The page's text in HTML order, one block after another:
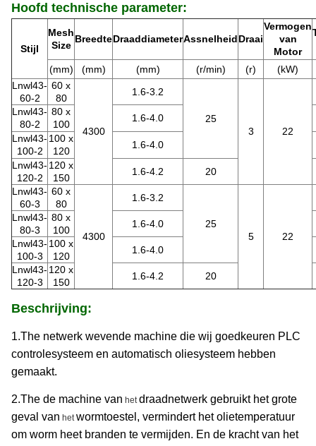
Hoofd technische parameter:
Stijl
Mesh
Size
BreedteDraaddiameterAssnelheidDraai
Vermogen
van
Motor
(mm) (mm) (mm) (r/min) (r)
(kW)
Lnwl43-
60-2
60 x
80
4300
1.6-3.2
25
3
22
Lnwl43-
80-2
80 x
100
1.6-4.0
Lnwl43-
100-2
100 x
120
1.6-4.0
Lnwl43-
120-2
120 x
150
1.6-4.2
20
Lnwl43-
60-3
60 x
80
4300
1.6-3.2
25
5
22
Lnwl43-
80-3
80 x
100
1.6-4.0
Lnwl43-
100-3
100 x
120
1.6-4.0
Lnwl43-
120-3
120 x
150
1.6-4.2 20
Beschrijving:
1.The netwerk wevende machine die wij goedkeuren PLC
controlesysteem en automatisch oliesysteem hebben
gemaakt.
2.The de machine van hetdraadnetwerk gebruikt het grote
geval van hetwormtoestel, vermindert het olietemperatuur
om worm heet branden te vermijden. En de kracht van het